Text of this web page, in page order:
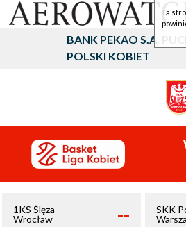
BANK PEKAO S.A.
POLSKI KOBIET
1KS Ślęza
Wrocław
--
SKK
Ta